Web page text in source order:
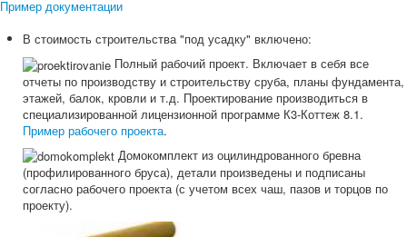
Пример документации
В стоимость строительства "под усадку" включено:
Полный рабочий проект. Включает в себя все
отчеты по производству и строительству сруба, планы фундамента,
этажей, балок, кровли и т.д. Проектирование производиться в
специализированной лицензионной программе К3-Коттеж 8.1.
Пример рабочего проекта.
Домокомплект из оцилиндрованного бревна
(профилированного бруса), детали произведены и подписаны
согласно рабочего проекта (с учетом всех чаш, пазов и торцов по
проекту).